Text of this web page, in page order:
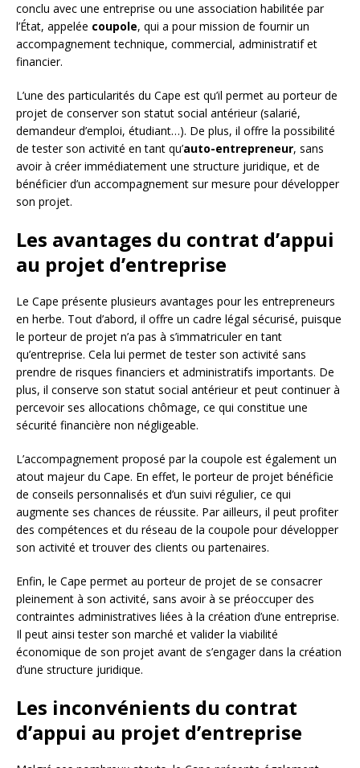
conclu avec une entreprise ou une association habilitée par
l’État, appelée coupole, qui a pour mission de fournir un
accompagnement technique, commercial, administratif et
financier.
L’une des particularités du Cape est qu’il permet au porteur de
projet de conserver son statut social antérieur (salarié,
demandeur d’emploi, étudiant…). De plus, il offre la possibilité
de tester son activité en tant qu’auto-entrepreneur, sans
avoir à créer immédiatement une structure juridique, et de
bénéficier d’un accompagnement sur mesure pour développer
son projet.
Les avantages du contrat d’appui
au projet d’entreprise
Le Cape présente plusieurs avantages pour les entrepreneurs
en herbe. Tout d’abord, il offre un cadre légal sécurisé, puisque
le porteur de projet n’a pas à s’immatriculer en tant
qu’entreprise. Cela lui permet de tester son activité sans
prendre de risques financiers et administratifs importants. De
plus, il conserve son statut social antérieur et peut continuer à
percevoir ses allocations chômage, ce qui constitue une
sécurité financière non négligeable.
L’accompagnement proposé par la coupole est également un
atout majeur du Cape. En effet, le porteur de projet bénéficie
de conseils personnalisés et d’un suivi régulier, ce qui
augmente ses chances de réussite. Par ailleurs, il peut profiter
des compétences et du réseau de la coupole pour développer
son activité et trouver des clients ou partenaires.
Enfin, le Cape permet au porteur de projet de se consacrer
pleinement à son activité, sans avoir à se préoccuper des
contraintes administratives liées à la création d’une entreprise.
Il peut ainsi tester son marché et valider la viabilité
économique de son projet avant de s’engager dans la création
d’une structure juridique.
Les inconvénients du contrat
d’appui au projet d’entreprise